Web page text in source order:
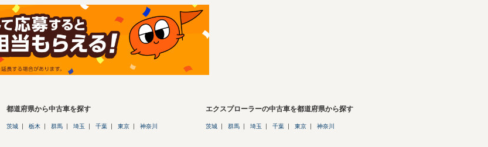
都道府県から中古車を探す
茨城 栃木 群馬 埼玉 千葉 東京 神奈川
エクスプローラーの中古車を都道府県から探す
茨城 群馬 埼玉 千葉 東京 神奈川